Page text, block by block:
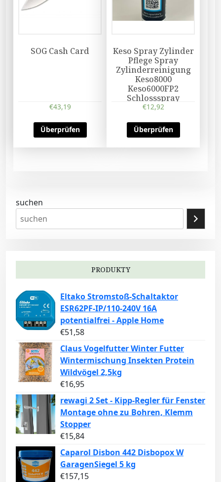
SOG Cash Card
€43,19
Überprüfen
Keso Spray Zylinder
Pflege Spray
Zylinderreinigung
Keso8000
Keso6000FP2
Schlossspray
€12,92
Überprüfen
suchen
PRODUKTY
Eltako Stromstoß-Schaltaktor
ESR62PF-IP/110-240V 16A
potentialfrei - Apple Home
€51,58
Claus Vogelfutter Winter Futter
Wintermischung Insekten Protein
Wildvögel 2,5kg
€16,95
rewagi 2 Set - Kipp-Regler für Fenster
Montage ohne zu Bohren, Klemm
Stopper
€15,84
Caparol Disbon 442 Disbopox W
GaragenSiegel 5 kg
€157,15